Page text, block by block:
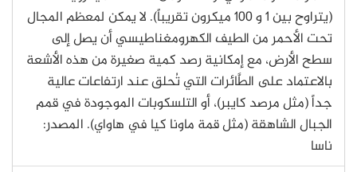
(يتراوح بين 1 و 100 ميكرون تقريباً). لا يمكن لمعظم المجال
تحت الأحمر من الطيف الكهرومغناطيسي أن يصل إلى
سطح الأرض، مع إمكانية رصد كمية صغيرة من هذه الأشعة
بالاعتماد على الطَّائرات التي تُحلق عند ارتفاعات عالية
جداً (مثل مرصد كايبر)، أو التلسكوبات الموجودة في قمم
الجبال الشاهقة (مثل قمة ماونا كيا في هاواي). المصدر:
ناسا